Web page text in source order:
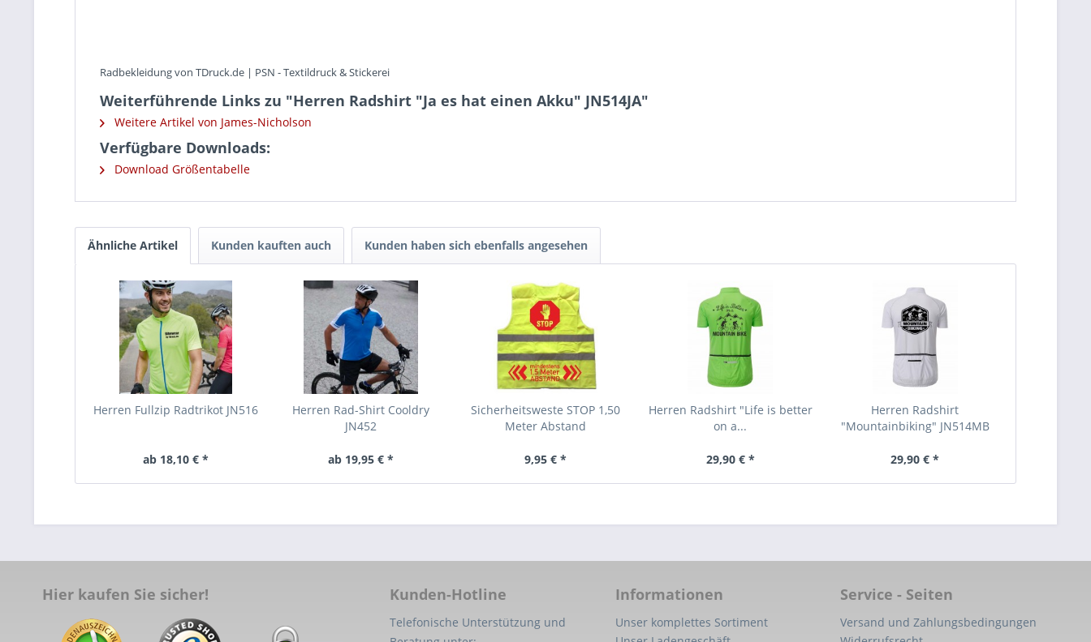
Radbekleidung von TDruck.de | PSN - Textildruck & Stickerei
Weiterführende Links zu "Herren Radshirt "Ja es hat einen Akku" JN514JA"
Weitere Artikel von James-Nicholson
Verfügbare Downloads:
Download Größentabelle
Ähnliche Artikel Kunden kauften auch Kunden haben sich ebenfalls angesehen
Herren Fullzip Radtrikot JN516
ab 18,10 € *
Herren Rad-Shirt Cooldry
JN452
ab 19,95 € *
Sicherheitsweste STOP 1,50
Meter Abstand
9,95 € *
Herren Radshirt "Life is better
on a...
29,90 € *
Herren Radshirt
"Mountainbiking" JN514MB
29,90 € *
Hier kaufen Sie sicher! Kunden-Hotline
Telefonische Unterstützung und
Informationen
Unser komplettes Sortiment
Service - Seiten
Versand und Zahlungsbedingungen